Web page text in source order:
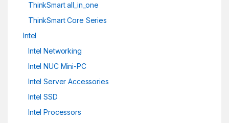
ThinkSmart all_in_one
ThinkSmart Core Series
Intel
Intel Networking
Intel NUC Mini-PC
Intel Server Accessories
Intel SSD
Intel Processors